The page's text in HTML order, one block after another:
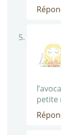
petite